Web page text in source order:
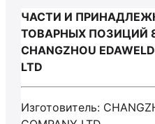
ЧАСТИ И
ТОВАРНЫХ ПОЗИЦИЙ
CHANGZHOU
LTD
Изготовитель: